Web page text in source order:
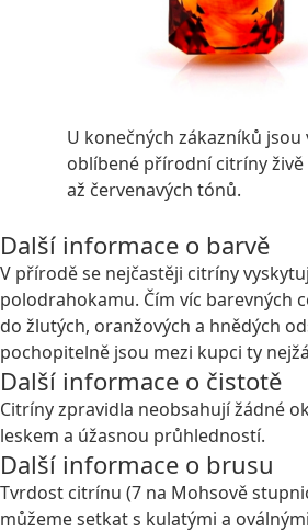
U konečných zákazníků jsou
oblíbené přírodní citríny živě
až červenavých tónů.
Další informace o barvě
V přírodě se nejčastěji citríny
polodrahokamu. Čím víc barevných
do žlutých, oranžových a hnědých
pochopitelně jsou mezi kupci ty
Další informace o čistotě
Citríny zpravidla neobsahují žádné
leskem a úžasnou průhledností.
Další informace o brusu
Tvrdost citrínu (7 na Mohsově
můžeme setkat s kulatými a